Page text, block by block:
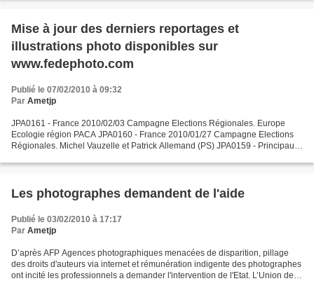
Mise à jour des derniers reportages et
illustrations photo disponibles sur
www.fedephoto.com
Publié le 07/02/2010 à 09:32
Par Ametjp
JPA0161 - France 2010/02/03 Campagne Elections Régionales. Europe
Ecologie région PACA JPA0160 - France 2010/01/27 Campagne Elections
Régionales. Michel Vauzelle et Patrick Allemand (PS) JPA0159 - Principauté
Les photographes demandent de l'aide
Publié le 03/02/2010 à 17:17
Par Ametjp
D’après AFP Agences photographiques menacées de disparition, pillage
des droits d'auteurs via internet et rémunération indigente des photographes
ont incité les professionnels a demander l'intervention de l'Etat. L’Union des